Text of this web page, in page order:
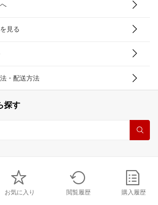
見る
・配送方法
探す
お気に入り 閲覧履歴 購入履歴